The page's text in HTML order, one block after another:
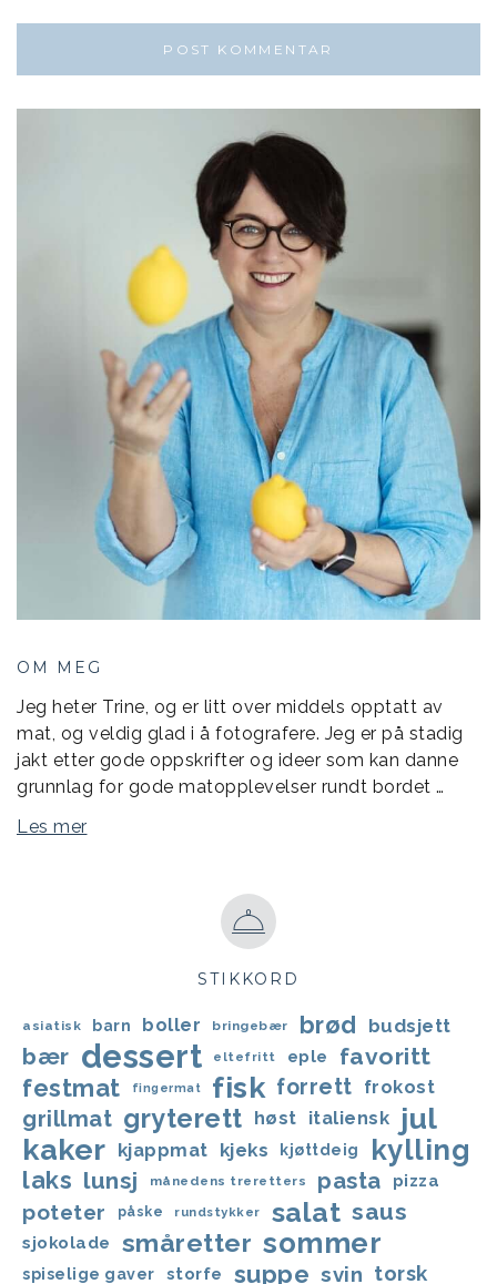
OM MEG
Jeg heter Trine, og er litt over middels opptatt av
mat, og veldig glad i å fotografere. Jeg er på stadig
jakt etter gode oppskrifter og ideer som kan danne
grunnlag for gode matopplevelser rundt bordet …
Les mer
STIKKORD
asiatisk barn boller bringebær brød budsjett
bær dessert eltefritt eple favoritt
festmat fingermat fisk forrett frokost
grillmat gryterett høst italiensk
jul
kaker kjappmat kjeks kjøttdeig kylling
laks lunsj månedens treretters pasta pizza
poteter påske rundstykker salat saus
sjokolade småretter sommer
spiselige gaver storfe suppe svin torsk